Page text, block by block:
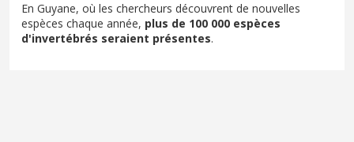
En Guyane, où les chercheurs découvrent de nouvelles
espèces chaque année, plus de 100 000 espèces
d'invertébrés seraient présentes.